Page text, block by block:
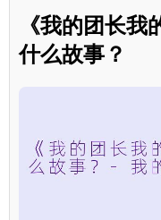
《我的团长
什么故事？